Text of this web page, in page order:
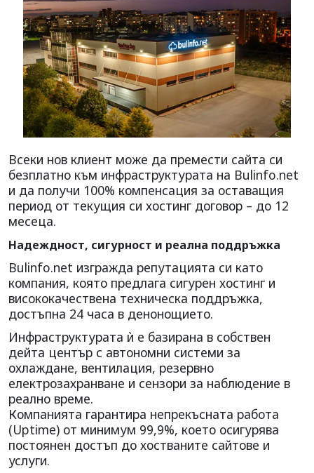
Всеки нов клиент може да премести сайта си
безплатно към инфраструктурата на Bulinfo.net
и да получи 100% компенсация за оставащия
период от текущия си хостинг договор – до 12
месеца.
Надеждност, сигурност и реална поддръжка
Bulinfo.net изгражда репутацията си като
компания, която предлага сигурен хостинг и
висококачествена техническа поддръжка,
достъпна 24 часа в денонощието.
Инфраструктурата ѝ е базирана в собствен
дейта център с автономни системи за
охлаждане, вентилация, резервно
електрозахранване и сензори за наблюдение в
реално време.
Компанията гарантира непрекъсната работа
(Uptime) от минимум 99,9%, което осигурява
постоянен достъп до хостваните сайтове и
услуги.